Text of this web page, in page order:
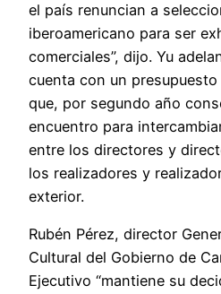
el país renuncian a
iberoamericano para ser
comerciales”, dijo. Yu
cuenta con un presupuesto
que, por segundo año
encuentro para
entre los directores y
los realizadores y
exterior.
Rubén Pérez, director
Cultural del Gobierno de
Ejecutivo “mantiene su